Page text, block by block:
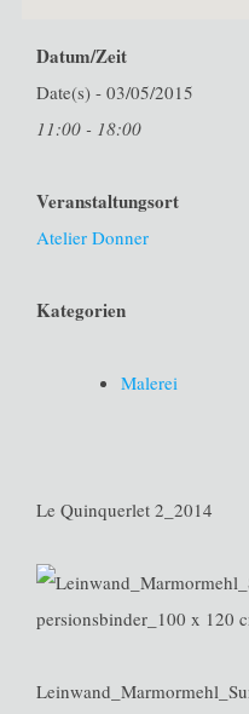
Datum/Zeit
Date(s) - 03/05/2015
11:00 - 18:00
Veranstaltungsort
Atelier Donner
Kategorien
Malerei
Le Quinquerlet 2_2014